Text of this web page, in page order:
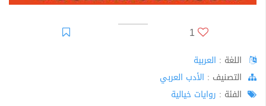
1
اللغة : العربية
اﻟﺘﺼﻨﻴﻒ : الأدب العربي
الفئة : روايات خيالية